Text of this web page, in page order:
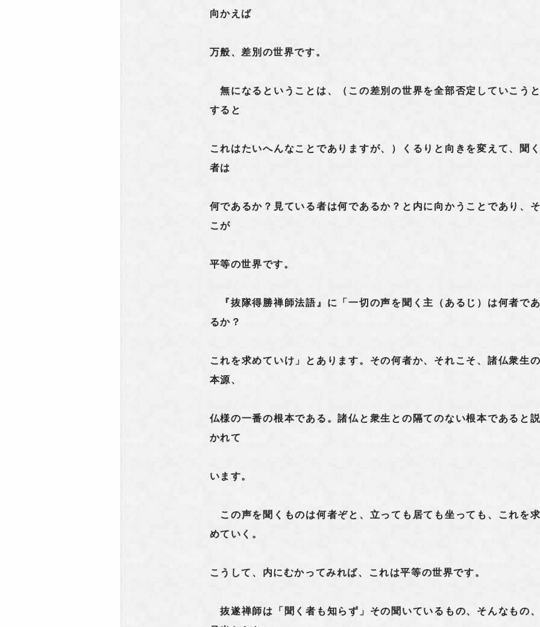
向かえば
万般、差別の世界です。
無になるということは、（この差別の世界を全部否定していこう
すると
これはたいへんなことでありますが、）くるりと向きを変えて、聞
者は
何であるか？見ている者は何であるか？と内に向かうことであり、
こが
平等の世界です。
『抜隊得勝禅師法語』に「一切の声を聞く主（あるじ）は何者で
るか？
これを求めていけ」とあります。その何者か、それこそ、諸仏衆生
本源、
仏様の一番の根本である。諸仏と衆生との隔てのない根本であると
かれて
います。
この声を聞くものは何者ぞと、立っても居ても坐っても、これを
めていく。
こうして、内にむかってみれば、これは平等の世界です。
抜遂禅師は「聞く者も知らず」その聞いているもの、そんなもの